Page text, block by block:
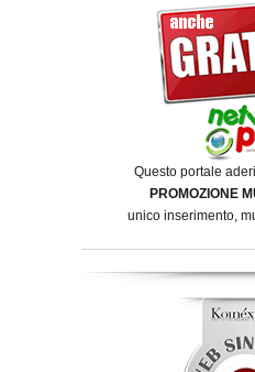
Questo portale
PROMOZIONE
unico inserimento,